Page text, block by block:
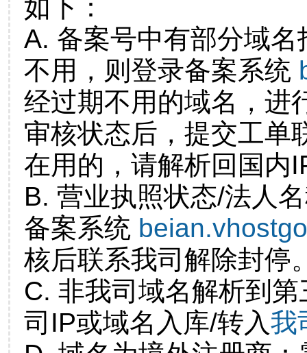
如下：
A. 备案号中有部分域
不用，则登录备案系统
经过期不用的域名，进
审核状态后，提交工单
在用的，请解析回国内
B. 营业执照状态/法人
备案系统
核后联系我司解除封停
C. 非我司域名解析到
司IP或域名入库/转入我